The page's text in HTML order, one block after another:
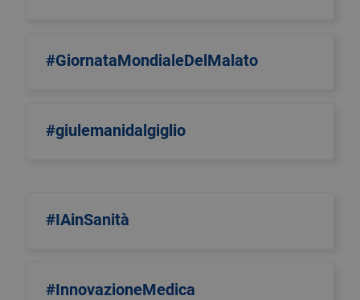
#GiornataMondialeDelMalato
#giulemanidalgiglio
#IAinSanità
#InnovazioneMedica